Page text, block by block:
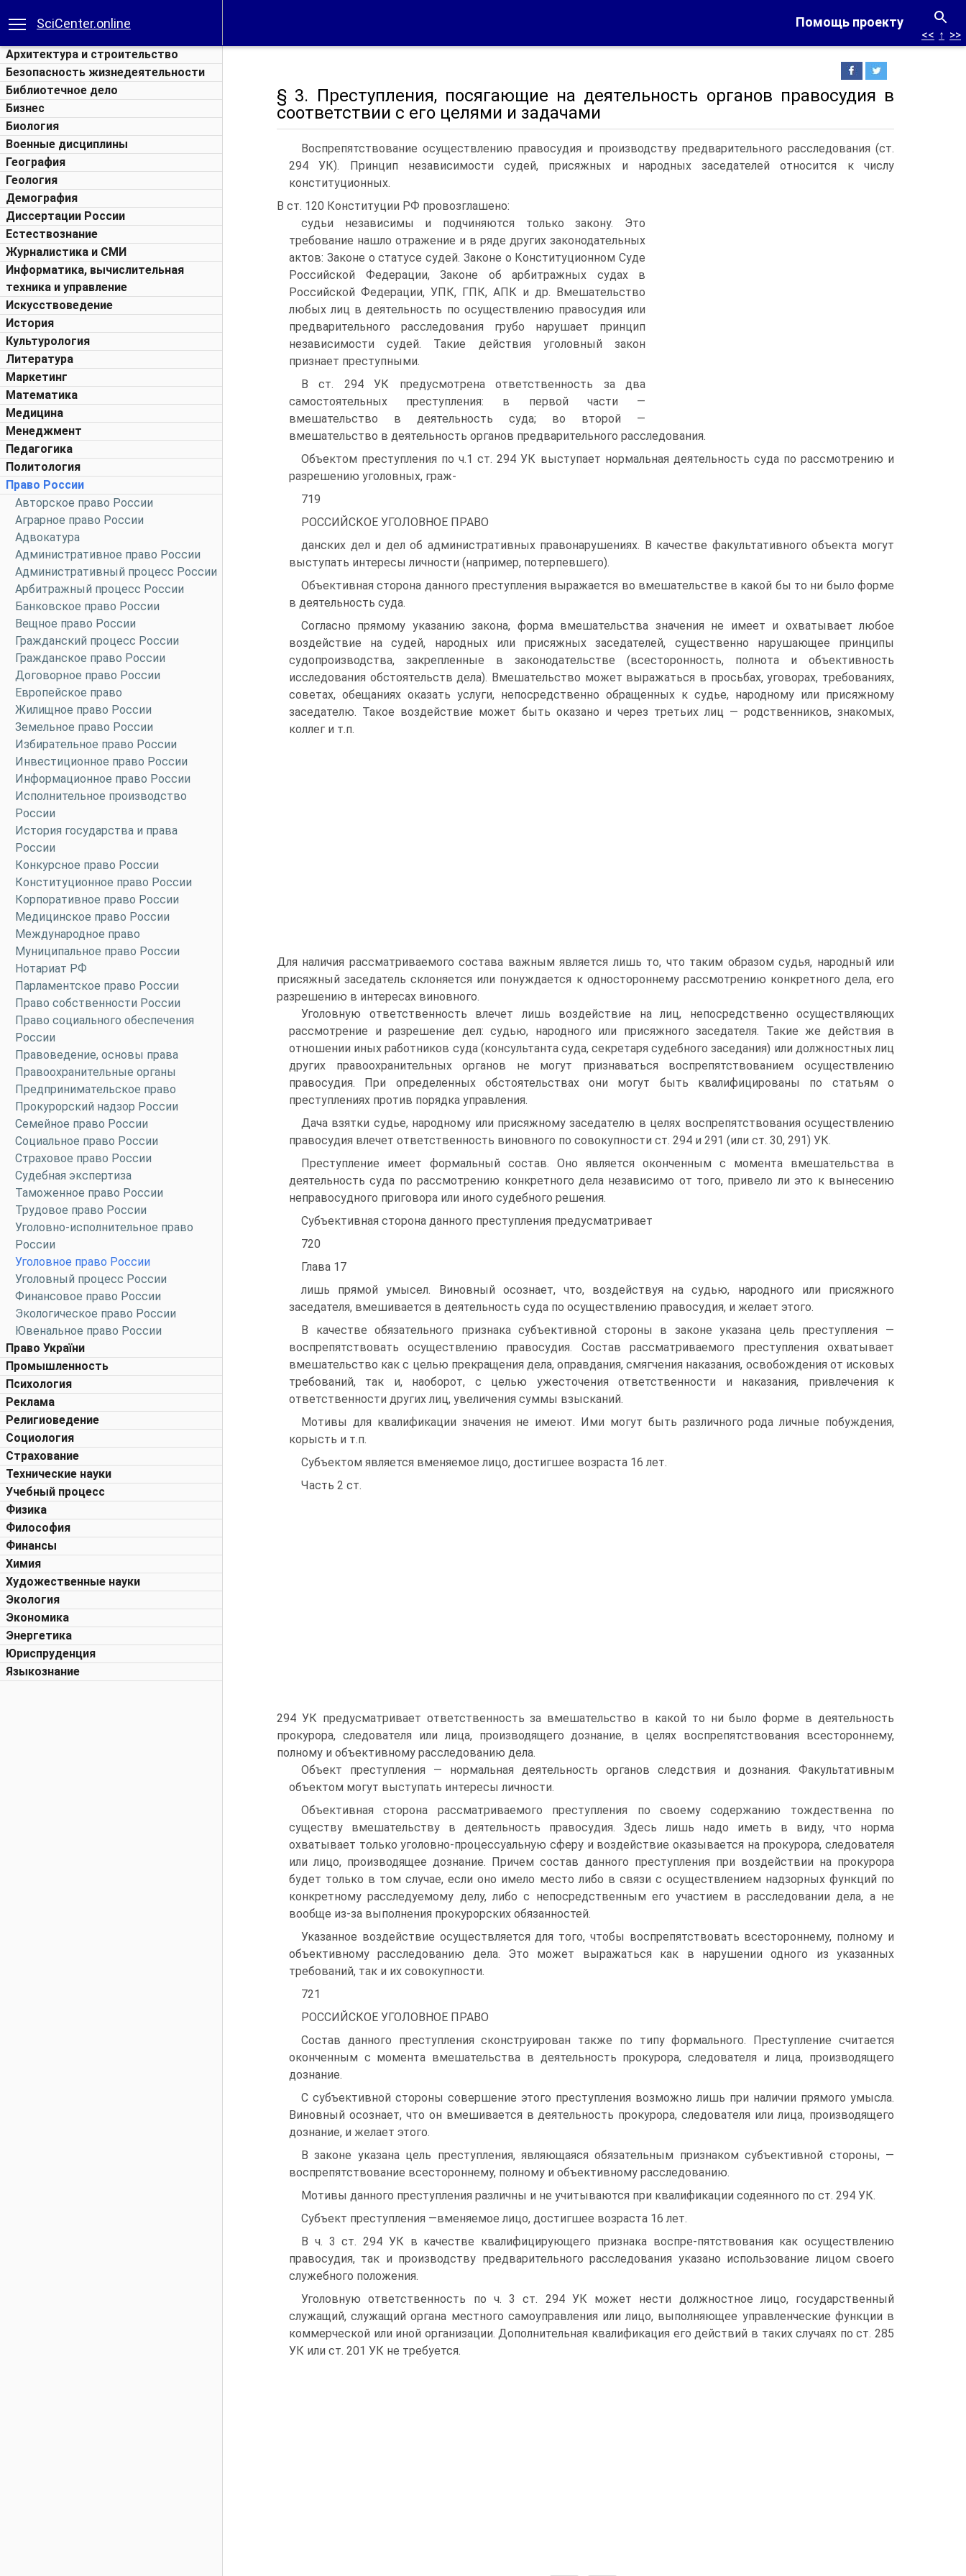
Помощь проекту
SciCenter.online
Архитектура и строительство
Безопасность жизнедеятельности
Библиотечное дело
Бизнес
Биология
Военные дисциплины
География
Геология
Демография
Диссертации России
Естествознание
Журналистика и СМИ
Информатика, вычислительная
техника и управление
Искусствоведение
История
Культурология
Литература
Маркетинг
Математика
Медицина
Менеджмент
Педагогика
Политология
Право России
Авторское право России
Аграрное право России
Адвокатура
Административное право России
Административный процесс России
Арбитражный процесс России
Банковское право России
Вещное право России
Гражданский процесс России
Гражданское право России
Договорное право России
Европейское право
Жилищное право России
Земельное право России
Избирательное право России
Инвестиционное право России
Информационное право России
Исполнительное производство
России
История государства и права
России
Конкурсное право России
Конституционное право России
Корпоративное право России
Медицинское право России
Международное право
Муниципальное право России
Нотариат РФ
Парламентское право России
Право собственности России
Право социального обеспечения
России
Правоведение, основы права
Правоохранительные органы
Предпринимательское право
Прокурорский надзор России
Семейное право России
Социальное право России
Страховое право России
Судебная экспертиза
Таможенное право России
Трудовое право России
Уголовно-исполнительное право
России
Уголовное право России
Уголовный процесс России
Финансовое право России
Экологическое право России
Ювенальное право России
Право України
Промышленность
Психология
Реклама
Религиоведение
Социология
Страхование
Технические науки
Учебный процесс
Физика
Философия
Финансы
Химия
Художественные науки
Экология
Экономика
Энергетика
Юриспруденция
Языкознание
<< ↑ >>
§ 3. Преступления, посягающие на деятельность органов правосудия в
соответствии с его целями и задачами
Воспрепятствование осуществлению правосудия и производству предварительного расследования (ст.
294 УК). Принцип независимости судей, присяжных и народных заседателей относится к числу
конституционных.
В ст. 120 Конституции РФ провозглашено:
судьи независимы и подчиняются только закону. Это
требование нашло отражение и в ряде других законодательных
актов: Законе о статусе судей. Законе о Конституционном Суде
Российской Федерации, Законе об арбитражных судах в
Российской Федерации, УПК, ГПК, АПК и др. Вмешательство
любых лиц в деятельность по осуществлению правосудия или
предварительного расследования грубо нарушает принцип
независимости судей. Такие действия уголовный закон
признает преступными.
В ст. 294 УК предусмотрена ответственность за два
самостоятельных преступления: в первой части —
вмешательство в деятельность суда; во второй —
вмешательство в деятельность органов предварительного расследования.
Объектом преступления по ч.1 ст. 294 УК выступает нормальная деятельность суда по рассмотрению и
разрешению уголовных, граж-
719
РОССИЙСКОЕ УГОЛОВНОЕ ПРАВО
данских дел и дел об административных правонарушениях. В качестве факультативного объекта могут
выступать интересы личности (например, потерпевшего).
Объективная сторона данного преступления выражается во вмешательстве в какой бы то ни было форме
в деятельность суда.
Согласно прямому указанию закона, форма вмешательства значения не имеет и охватывает любое
воздействие на судей, народных или присяжных заседателей, существенно нарушающее принципы
судопроизводства, закрепленные в законодательстве (всесторонность, полнота и объективность
исследования обстоятельств дела). Вмешательство может выражаться в просьбах, уговорах, требованиях,
советах, обещаниях оказать услуги, непосредственно обращенных к судье, народному или присяжному
заседателю. Такое воздействие может быть оказано и через третьих лиц — родственников, знакомых,
коллег и т.п.
Для наличия рассматриваемого состава важным является лишь то, что таким образом судья, народный или
присяжный заседатель склоняется или понуждается к одностороннему рассмотрению конкретного дела, его
разрешению в интересах виновного.
Уголовную ответственность влечет лишь воздействие на лиц, непосредственно осуществляющих
рассмотрение и разрешение дел: судью, народного или присяжного заседателя. Такие же действия в
отношении иных работников суда (консультанта суда, секретаря судебного заседания) или должностных лиц
других правоохранительных органов не могут признаваться воспрепятствованием осуществлению
правосудия. При определенных обстоятельствах они могут быть квалифицированы по статьям о
преступлениях против порядка управления.
Дача взятки судье, народному или присяжному заседателю в целях воспрепятствования осуществлению
правосудия влечет ответственность виновного по совокупности ст. 294 и 291 (или ст. 30, 291) УК.
Преступление имеет формальный состав. Оно является оконченным с момента вмешательства в
деятельность суда по рассмотрению конкретного дела независимо от того, привело ли это к вынесению
неправосудного приговора или иного судебного решения.
Субъективная сторона данного преступления предусматривает
720
Глава 17
лишь прямой умысел. Виновный осознает, что, воздействуя на судью, народного или присяжного
заседателя, вмешивается в деятельность суда по осуществлению правосудия, и желает этого.
В качестве обязательного признака субъективной стороны в законе указана цель преступления —
воспрепятствовать осуществлению правосудия. Состав рассматриваемого преступления охватывает
вмешательство как с целью прекращения дела, оправдания, смягчения наказания, освобождения от исковых
требований, так и, наоборот, с целью ужесточения ответственности и наказания, привлечения к
ответственности других лиц, увеличения суммы взысканий.
Мотивы для квалификации значения не имеют. Ими могут быть различного рода личные побуждения,
корысть и т.п.
Субъектом является вменяемое лицо, достигшее возраста 16 лет.
Часть 2 ст.
294 УК предусматривает ответственность за вмешательство в какой то ни было форме в деятельность
прокурора, следователя или лица, производящего дознание, в целях воспрепятствования всестороннему,
полному и объективному расследованию дела.
Объект преступления — нормальная деятельность органов следствия и дознания. Факультативным
объектом могут выступать интересы личности.
Объективная сторона рассматриваемого преступления по своему содержанию тождественна по
существу вмешательству в деятельность правосудия. Здесь лишь надо иметь в виду, что норма
охватывает только уголовно-процессуальную сферу и воздействие оказывается на прокурора, следователя
или лицо, производящее дознание. Причем состав данного преступления при воздействии на прокурора
будет только в том случае, если оно имело место либо в связи с осуществлением надзорных функций по
конкретному расследуемому делу, либо с непосредственным его участием в расследовании дела, а не
вообще из-за выполнения прокурорских обязанностей.
Указанное воздействие осуществляется для того, чтобы воспрепятствовать всестороннему, полному и
объективному расследованию дела. Это может выражаться как в нарушении одного из указанных
требований, так и их совокупности.
721
РОССИЙСКОЕ УГОЛОВНОЕ ПРАВО
Состав данного преступления сконструирован также по типу формального. Преступление считается
оконченным с момента вмешательства в деятельность прокурора, следователя и лица, производящего
дознание.
С субъективной стороны совершение этого преступления возможно лишь при наличии прямого умысла.
Виновный осознает, что он вмешивается в деятельность прокурора, следователя или лица, производящего
дознание, и желает этого.
В законе указана цель преступления, являющаяся обязательным признаком субъективной стороны, —
воспрепятствование всестороннему, полному и объективному расследованию.
Мотивы данного преступления различны и не учитываются при квалификации содеянного по ст. 294 УК.
Субъект преступления —вменяемое лицо, достигшее возраста 16 лет.
В ч. 3 ст. 294 УК в качестве квалифицирующего признака воспре-пятствования как осуществлению
правосудия, так и производству предварительного расследования указано использование лицом своего
служебного положения.
Уголовную ответственность по ч. 3 ст. 294 УК может нести должностное лицо, государственный
служащий, служащий органа местного самоуправления или лицо, выполняющее управленческие функции в
коммерческой или иной организации. Дополнительная квалификация его действий в таких случаях по ст. 285
УК или ст. 201 УК не требуется.